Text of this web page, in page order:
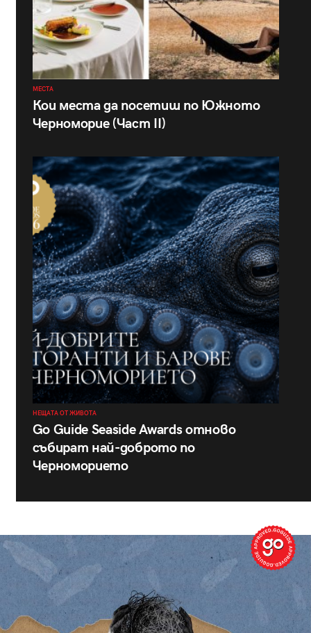
МЕСТА
Кои места да посетиш по Южното
Черноморие (Част II)
НЕЩАТА ОТ ЖИВОТА
Go Guide Seaside Awards отново
събират най-доброто по
Черноморието